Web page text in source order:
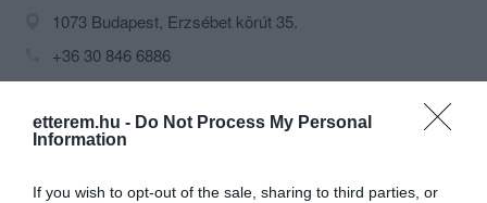
etterem.hu - Do Not Process My Personal
Information
If you wish to opt-out of the sale, sharing to third parties, or
1073 Budapest, Erzsébet körút 35.
+36 30 846 6886
shotbar2013@gmail.com
www.fb.com/shotbarbp